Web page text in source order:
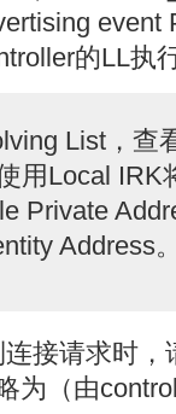
的LL执
List，查
用Local IRK
Private
Address。
接请求时
为（由